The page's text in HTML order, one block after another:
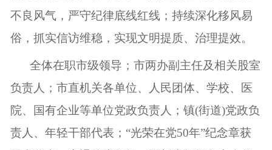
不良风气，严守纪律底线红线；持续深化移风易
俗，抓实信访维稳，实现文明提质、治理提效。
全体在职市级领导；市两办副主任及相关股室
负责人；市直机关各单位、人民团体、学校、医
院、国有企业等单位党政负责人；镇(街道)党政负
责人、年轻干部代表；“光荣在党50年”纪念章获